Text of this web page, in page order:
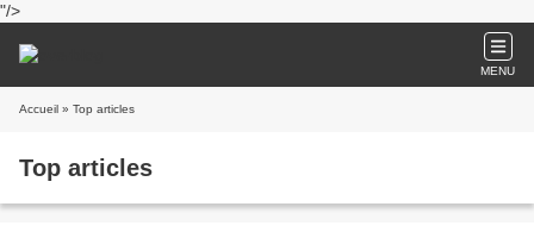
"/>
MENU
Accueil » Top articles
Top articles